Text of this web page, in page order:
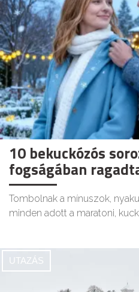
10 bekuckózós
fogságában
Tombolnak a mínuszok,
minden adott a maratoni,
UTAZÁS